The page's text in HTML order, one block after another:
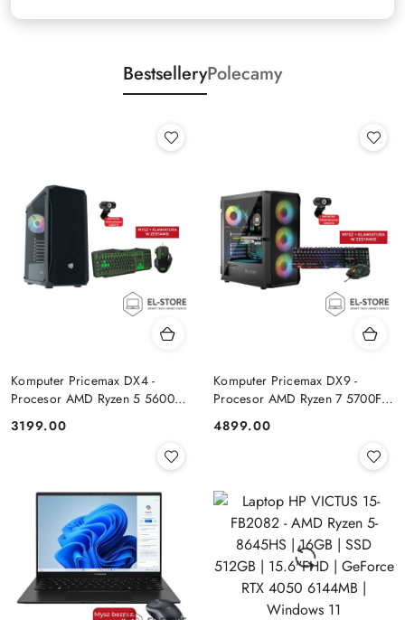
BestselleryPolecamy
Komputer Pricemax DX4 -
Procesor AMD Ryzen 5 5600G
512GB Win 11 PRO
Cena:
3199.00
Komputer Pricemax DX9 -
Procesor AMD Ryzen 7 5700F |
GeForce RTX 5050 8GB | Win
Cena:
4899.00